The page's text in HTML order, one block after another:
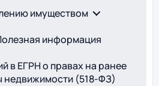
имуществом
информация
в ЕГРН о правах на ранее
недвижимости (518-ФЗ)